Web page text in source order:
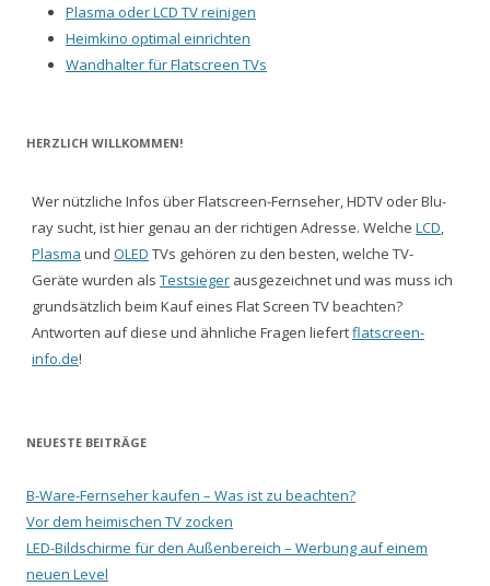
Plasma oder LCD TV reinigen
Heimkino optimal einrichten
Wandhalter für Flatscreen TVs
HERZLICH WILLKOMMEN!
Wer nützliche Infos über Flatscreen-Fernseher, HDTV oder Blu-
ray sucht, ist hier genau an der richtigen Adresse. Welche LCD,
Plasma und OLED TVs gehören zu den besten, welche TV-
Geräte wurden als Testsieger ausgezeichnet und was muss ich
grundsätzlich beim Kauf eines Flat Screen TV beachten?
Antworten auf diese und ähnliche Fragen liefertflatscreen-
info.de!
NEUESTE BEITRÄGE
B-Ware-Fernseher kaufen – Was ist zu beachten?
Vor dem heimischen TV zocken
LED-Bildschirme für den Außenbereich – Werbung auf einem
neuen Level